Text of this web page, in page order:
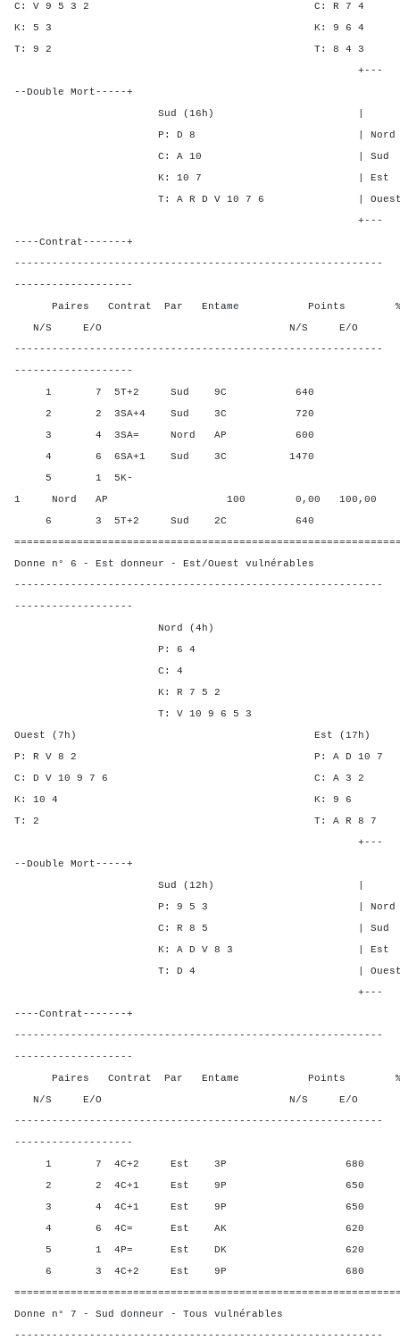
C: V 9 5 3 2 C: R
K: 5 3 K: 9
T: 9 2 T: 8
+---
--Double Mort-----+
Sud (16h) | SA P
P: D 8 | Nord 3 1
C: A 10 | Sud 3 1
K: 10 7 | Est - -
T: A R D V 10 7 6 | Ouest
+---
----Contrat-------+
-----------------------------------------------------------
-------------------
Paires Contrat Par Entame Points %
N/S E/O N/S E/O N/
-----------------------------------------------------------
-------------------
1 7 5T+2 Sud 9C 640
2 2 3SA+4 Sud 3C 720
3 4 3SA= Nord AP 600
4 6 6SA+1 Sud 3C 1470
5 1 5K-
1 Nord AP 100 0,00 100,00
6 3 5T+2 Sud 2C 640
Donne n° 6 - Est donneur - Est/Ouest vulnérables
-----------------------------------------------------------
-------------------
Nord (4h)
P: 6 4
C: 4
K: R 7 5 2
T: V 10 9 6 5 3
Ouest (7h) Est (17h)
P: R V 8 2 P: A D
C: D V 10 9 7 6 C: A
K: 10 4 K: 9
T: 2 T: A R
+---
--Double Mort-----+
Sud (12h) | SA P
P: 9 5 3 | Nord - -
C: R 8 5 | Sud - -
K: A D V 8 3 | Est 1
T: D 4 | Ouest 1 4
+---
----Contrat-------+
-----------------------------------------------------------
-------------------
Paires Contrat Par Entame Points %
N/S E/O N/S E/O N/
-----------------------------------------------------------
-------------------
1 7 4C+2 Est 3P 680
2 2 4C+1 Est 9P 650
3 4 4C+1 Est 9P 650
4 6 4C= Est AK 620
5 1 4P= Est DK 620
6 3 4C+2 Est 9P 680
Donne n° 7 - Sud donneur - Tous vulnérables
-----------------------------------------------------------